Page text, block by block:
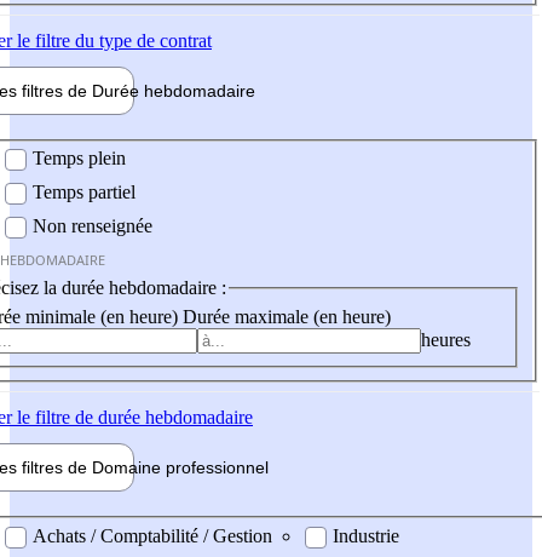
le filtre du type de contrat
filtres de Durée hebdomadaire
Temps plein
Temps partiel
Non renseignée
la durée hebdomadaire :
minimale (en heure) Durée maximale (en heure)
heures
le filtre de durée hebdomadaire
filtres de Domaine professionnel
professionel
Achats / Comptabilité / Gestion
Industrie